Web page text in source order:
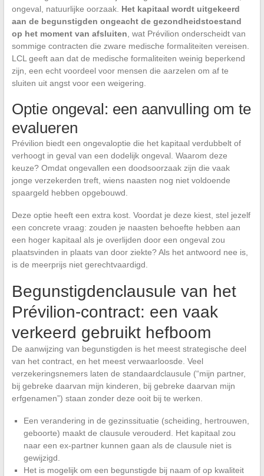
ongeval, natuurlijke oorzaak. Het kapitaal wordt uitgekeerd
aan de begunstigden ongeacht de gezondheidstoestand
op het moment van afsluiten , wat Prévilion onderscheidt van
sommige contracten die zware medische formaliteiten vereisen.
LCL geeft aan dat de medische formaliteiten weinig beperkend
zijn, een echt voordeel voor mensen die aarzelen om af te
sluiten uit angst voor een weigering.
Optie ongeval: een aanvulling om te
evalueren
Prévilion biedt een ongevaloptie die het kapitaal verdubbelt of
verhoogt in geval van een dodelijk ongeval. Waarom deze
keuze? Omdat ongevallen een doodsoorzaak zijn die vaak
jonge verzekerden treft, wiens naasten nog niet voldoende
spaargeld hebben opgebouwd.
Deze optie heeft een extra kost. Voordat je deze kiest, stel jezelf
een concrete vraag: zouden je naasten behoefte hebben aan
een hoger kapitaal als je overlijden door een ongeval zou
plaatsvinden in plaats van door ziekte? Als het antwoord nee is,
is de meerprijs niet gerechtvaardigd.
Begunstigdenclausule van het
Prévilion-contract: een vaak
verkeerd gebruikt hefboom
De aanwijzing van begunstigden is het meest strategische deel
van het contract, en het meest verwaarloosde. Veel
verzekeringsnemers laten de standaardclausule (“mijn partner,
bij gebreke daarvan mijn kinderen, bij gebreke daarvan mijn
erfgenamen”) staan zonder deze ooit bij te werken.
Een verandering in de gezinssituatie (scheiding, hertrouwen,
geboorte) maakt de clausule verouderd. Het kapitaal zou
naar een ex-partner kunnen gaan als de clausule niet is
gewijzigd.
Het is mogelijk om een begunstigde bij naam of op kwaliteit